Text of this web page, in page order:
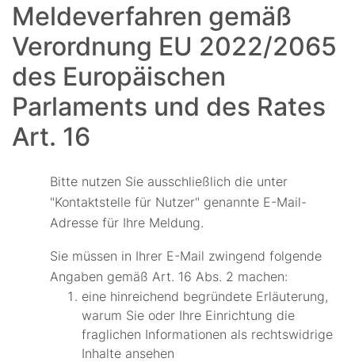
Meldeverfahren gemäß
Verordnung EU 2022/2065
des Europäischen
Parlaments und des Rates
Art. 16
Bitte nutzen Sie ausschließlich die unter
"Kontaktstelle für Nutzer" genannte E-Mail-
Adresse für Ihre Meldung.
Sie müssen in Ihrer E-Mail zwingend folgende
Angaben gemäß Art. 16 Abs. 2 machen:
eine hinreichend begründete Erläuterung,
warum Sie oder Ihre Einrichtung die
fraglichen Informationen als rechtswidrige
Inhalte ansehen